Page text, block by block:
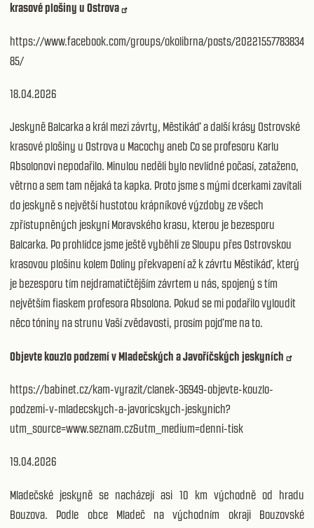
krasové plošiny u Ostrova
https://www.facebook.com/groups/okolibrna/posts/20221557783834
85/
18.04.2026
Jeskyně Balcarka a král mezi závrty, Městikáď a další krásy Ostrovské
krasové plošiny u Ostrova u Macochy aneb Co se profesoru Karlu
Absolonovi nepodařilo. Minulou neděli bylo nevlídné počasí, zataženo,
větrno a sem tam nějaká ta kapka. Proto jsme s mými dcerkami zavítali
do jeskyně s největší hustotou krápníkové výzdoby ze všech
zpřístupněných jeskyní Moravského krasu, kterou je bezesporu
Balcarka. Po prohlídce jsme ještě vyběhli ze Sloupu přes Ostrovskou
krasovou plošinu kolem Doliny překvapení až k závrtu Městikáď, který
je bezesporu tím nejdramatičtějším závrtem u nás, spojený s tím
největším fiaskem profesora Absolona. Pokud se mi podařilo vyloudit
něco tóniny na strunu Vaší zvědavosti, prosím pojďme na to.
Objevte kouzlo podzemí v Mladečských a Javoříčských jeskyních
https://babinet.cz/kam-vyrazit/clanek-36949-objevte-kouzlo-
podzemi-v-mladecskych-a-javoricskych-jeskynich?
utm_source=www.seznam.cz&utm_medium=denni-tisk
19.04.2026
Mladečské jeskyně se nacházejí asi 10 km východně od hradu
Bouzova. Podle obce Mladeč na východním okraji Bouzovské